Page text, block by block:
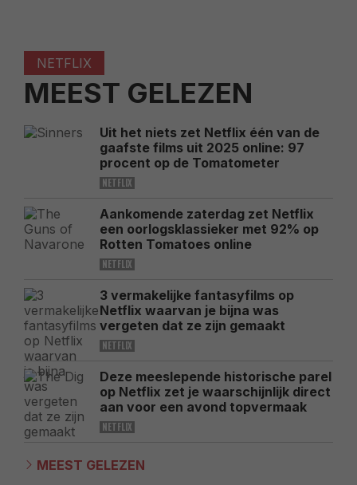
NETFLIX
MEEST GELEZEN
Uit het niets zet Netflix één van de
gaafste films uit 2025 online: 97
procent op de Tomatometer
NETFLIX
Aankomende zaterdag zet Netflix
een oorlogsklassieker met 92% op
Rotten Tomatoes online
NETFLIX
3 vermakelijke fantasyfilms op
Netflix waarvan je bijna was
vergeten dat ze zijn gemaakt
NETFLIX
Deze meeslepende historische parel
op Netflix zet je waarschijnlijk direct
aan voor een avond topvermaak
NETFLIX
MEEST GELEZEN